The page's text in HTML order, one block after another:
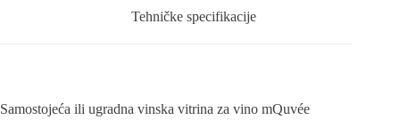
Tehničke specifikacije
Samostojeća ili ugradna vinska vitrina za vino mQuvée